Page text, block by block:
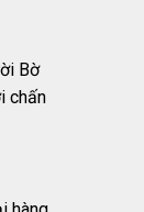
Bờ
chấn